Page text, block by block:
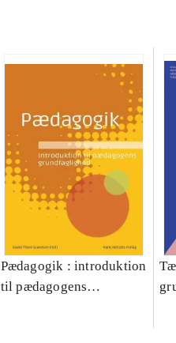
Pædagogik : introduktion
til pædagogens